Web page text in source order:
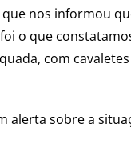
nos informou
o que
com
sobre a